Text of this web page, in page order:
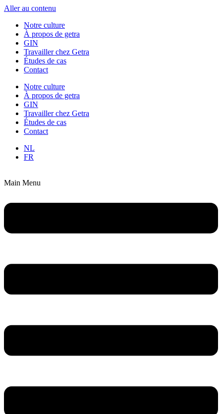
Aller au contenu
Notre culture
À propos de getra
GIN
Travailler chez Getra
Études de cas
Contact
Notre culture
À propos de getra
GIN
Travailler chez Getra
Études de cas
Contact
NL
FR
Main Menu